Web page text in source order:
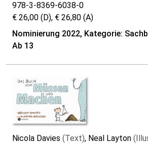
978-3-8369-6038-0
€ 26,00 (D), € 26,80 (A)
Nominierung 2022, Kategorie:
Ab 13
Nicola Davies (Text), Neal Layton